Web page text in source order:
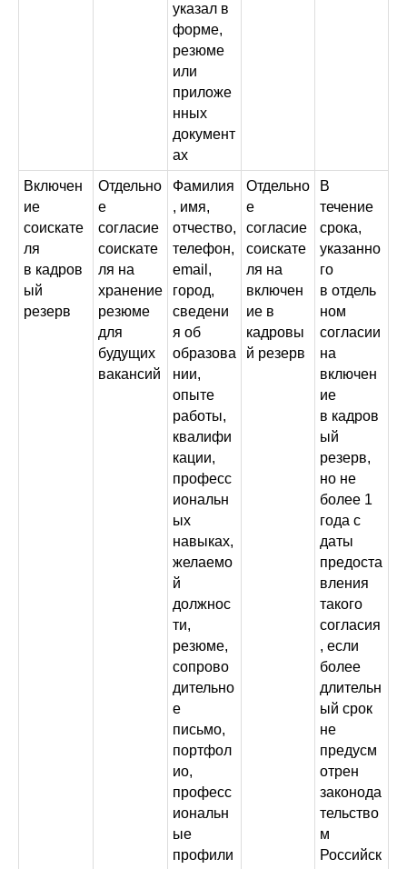
указал в
форме,
резюме
или
приложе
нных
документ
ах
Включен
ие
соискате
ля
в кадров
ый
резерв
Отдельно
е
согласие
соискате
ля на
хранение
резюме
для
будущих
вакансий
Фамилия
, имя,
отчество,
телефон,
email,
город,
сведени
я об
образова
нии,
опыте
работы,
квалифи
кации,
професс
иональн
ых
навыках,
желаемо
й
должнос
ти,
резюме,
сопрово
дительно
е
письмо,
портфол
ио,
професс
иональн
ые
профили
Отдельно
е
согласие
соискате
ля на
включен
ие в
кадровы
й резерв
В
течение
срока,
указанно
го
в отдель
ном
согласии
на
включен
ие
в кадров
ый
резерв,
но не
более 1
года с
даты
предоста
вления
такого
согласия
, если
более
длительн
ый срок
не
предусм
отрен
законода
тельство
м
Российск